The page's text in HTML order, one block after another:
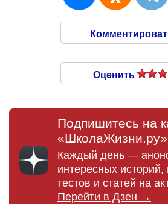
Оценить
Подпишитесь на
Каждый день —
интересных
тестов и статей на
Перейти в Дзен →